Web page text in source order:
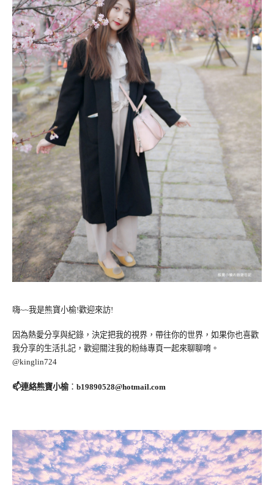
嗨~~我是熊寶小榆!歡迎來訪!
因為熱愛分享與紀錄，決定把我的視界，帶往你的世界，如果你也喜歡
我分享的生活扎記，歡迎關注我的粉絲專頁一起來聊聊唷。
@kinglin724
📫連絡熊寶小榆： b19890528@hotmail.com